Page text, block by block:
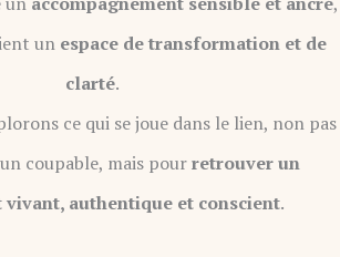
un espace de transformation et de
clarté.
ce qui se joue dans le lien, non pas
coupable, mais pourretrouver un
vivant, authentique et conscient.